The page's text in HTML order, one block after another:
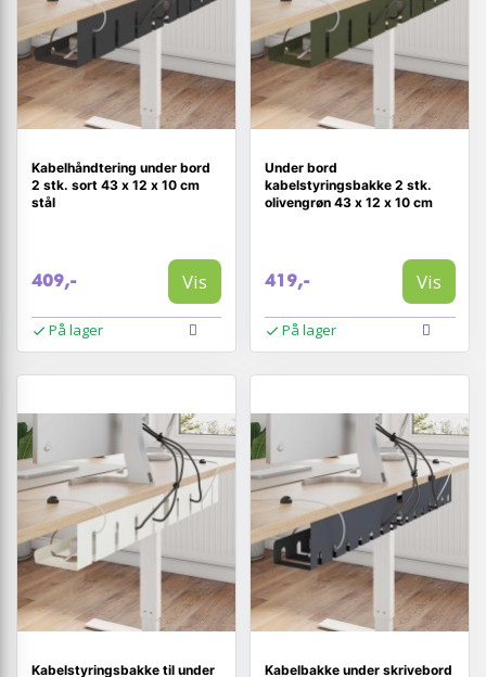
Kabelhåndtering under bord
2 stk. sort 43 x 12 x 10 cm
stål
409,- Vis
På lager
Under bord
kabelstyringsbakke 2 stk.
olivengrøn 43 x 12 x 10 cm
419,- Vis
På lager
Kabelstyringsbakke til under Kabelbakke under skrivebord